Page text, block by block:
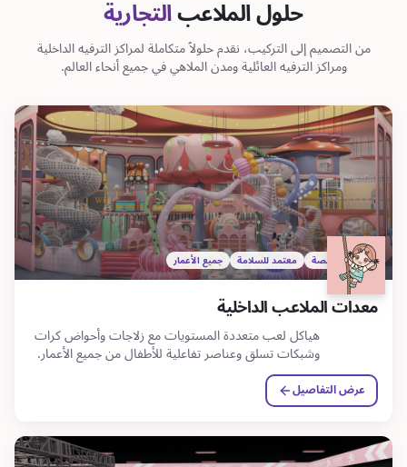
حلول الملاعبالتجارية
من التصميم إلى التركيب، نقدم حلولاً متكاملة لمراكز الترفيه الداخلية
ومراكز الترفيه العائلية ومدن الملاهي في جميع أنحاء العالم.
ثيمات مخصصة معتمد للسلامة جميع الأعمار
معدات الملاعب الداخلية
هياكل لعب متعددة المستويات مع زلاجات وأحواض كرات
وشبكات تسلق وعناصر تفاعلية للأطفال من جميع الأعمار.
عرض التفاصيل